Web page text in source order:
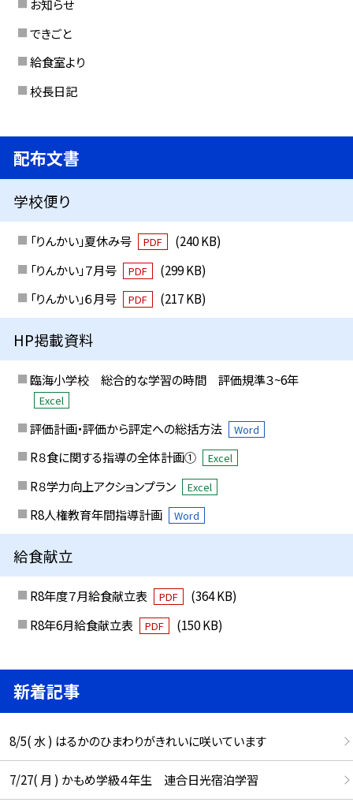
お知らせ
できごと
給食室より
校長日記
配布文書
学校便り
「りんかい」夏休み号 PDF
(240 KB)
「りんかい」７月号
PDF
(299 KB)
「りんかい」６月号
PDF (217 KB)
HP掲載資料
臨海小学校 総合的な学習の時間 評価規準３~6年
Excel
評価計画・評価から評定への総括方法 Word
R８食に関する指導の全体計画① Excel
R８学力向上アクションプラン Excel
R8人権教育年間指導計画 Word
給食献立
R8年度７月給食献立表 PDF
(364 KB)
R8年6月給食献立表
PDF (150 KB)
新着記事
8/5( 水 ) はるかのひまわりがきれいに咲いています
7/27( 月 ) かもめ学級４年生 連合日光宿泊学習